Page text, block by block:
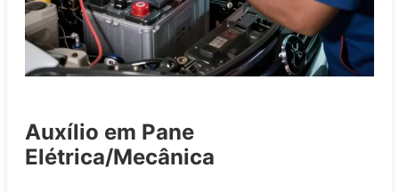
Auxílio em Pane
Elétrica/Mecânica